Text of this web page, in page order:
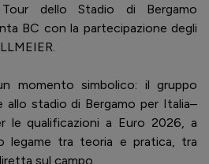
dello Stadio di Bergamo
BC con la partecipazione degli
momento simbolico: il gruppo
allo stadio di Bergamo per Italia–
le qualificazioni a Euro 2026, a
legame tra teoria e pratica, tra
sul campo.